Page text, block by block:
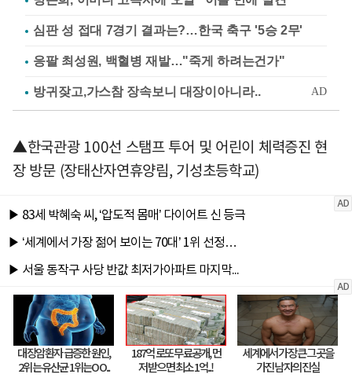
심판 성 접대 7경기 결과는?…한국 축구 '5승 2무'
응팔 최성원, 백혈병 재발…"죽게 하려는건가"
▲한국관광 100선 스탬프 투어 및 어린이 체력증진 현
장 방문 (장태산자연휴양림, 기성초등학교)